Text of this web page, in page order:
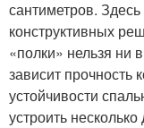
сантиметров.
конструктивных
«полки» нельзя ни
зависит прочность
устойчивости
устроить